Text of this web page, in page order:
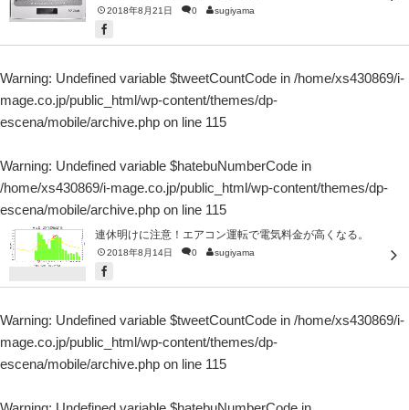
2018年8月21日 0 sugiyama
Warning: Undefined variable $tweetCountCode in /home/xs430869/i-
mage.co.jp/public_html/wp-content/themes/dp-
escena/mobile/archive.php on line 115
Warning: Undefined variable $hatebuNumberCode in
/home/xs430869/i-mage.co.jp/public_html/wp-content/themes/dp-
escena/mobile/archive.php on line 115
連休明けに注意！エアコン運転で電気料金が高くなる。
2018年8月14日 0 sugiyama
Warning: Undefined variable $tweetCountCode in /home/xs430869/i-
mage.co.jp/public_html/wp-content/themes/dp-
escena/mobile/archive.php on line 115